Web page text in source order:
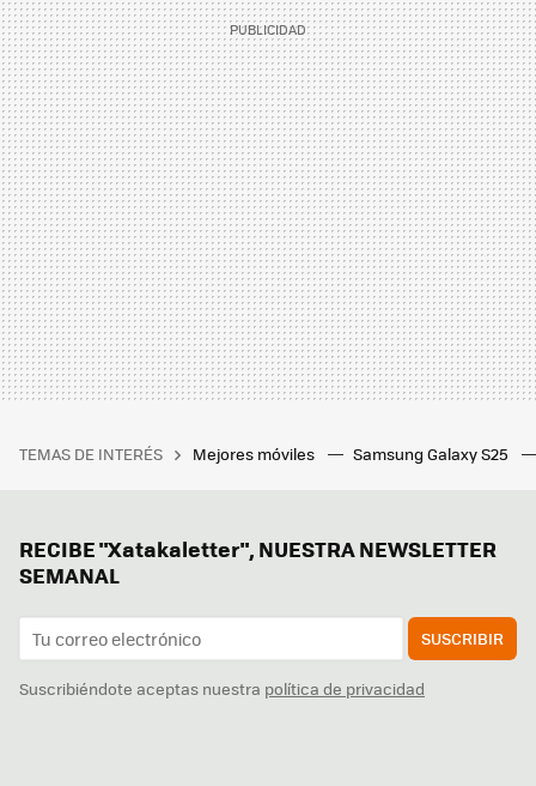
TEMAS DE INTERÉS Mejores móviles Samsung Galaxy S25
RECIBE "Xatakaletter", NUESTRA NEWSLETTER
SEMANAL
SUSCRIBIR
Suscribiéndote aceptas nuestra política de privacidad